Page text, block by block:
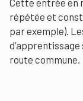
répétée et
par exemple).
route commune.